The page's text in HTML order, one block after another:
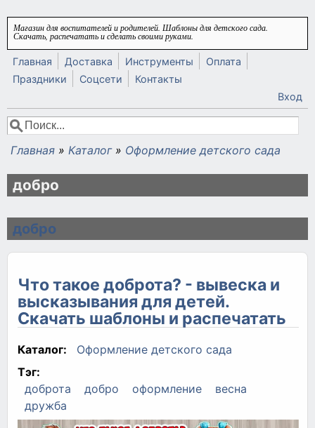
Перейти к основному содержанию
Магазин для воспитателей и родителей. Шаблоны для детского сада.
Скачать, распечатать и сделать своими руками.
Главная Доставка Инструменты
Оплата
Праздники
Соцсети
Контакты
Вход
Форма поиска
Поиск
Вы здесь
Главная » Каталог » Оформление детского сада
добро
добро
Что такое доброта? - вывеска и
высказывания для детей.
Скачать шаблоны и распечатать
Каталог:
Оформление детского сада
Тэг:
доброта
добро оформление
весна
дружба